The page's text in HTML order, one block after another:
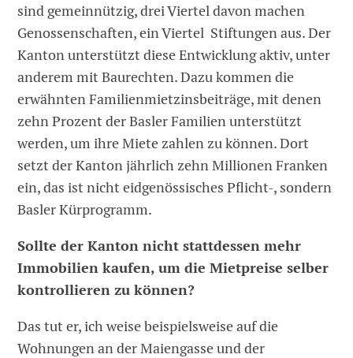
sind gemeinnützig, drei Viertel davon machen
Genossenschaften, ein Viertel Stiftungen aus. Der
Kanton unterstützt diese Entwicklung aktiv, unter
anderem mit Baurechten. Dazu kommen die
erwähnten Familienmietzinsbeiträge, mit denen
zehn Prozent der Basler Familien unterstützt
werden, um ihre Miete zahlen zu können. Dort
setzt der Kanton jährlich zehn Millionen Franken
ein, das ist nicht eidgenössisches Pflicht-, sondern
Basler Kürprogramm.
Sollte der Kanton nicht stattdessen mehr
Immobilien kaufen, um die Mietpreise selber
kontrollieren zu können?
Das tut er, ich weise beispielsweise auf die
Wohnungen an der Maiengasse und der